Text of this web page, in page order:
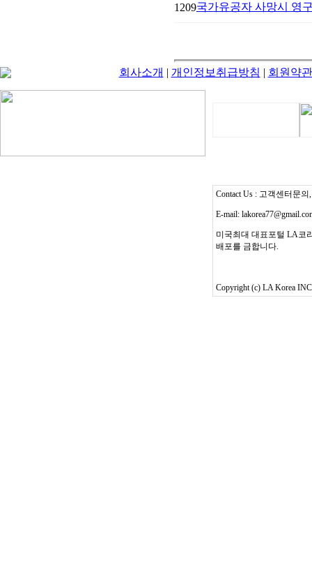
1209국가유공자 사망시 영
회사소개 | 개인정보취급방침 | 회원약관
Contact Us : 고객센터문의
E-mail:
미국최대 대표포털 LA코
배포를 금합니다.
Copyright (c) LA Korea